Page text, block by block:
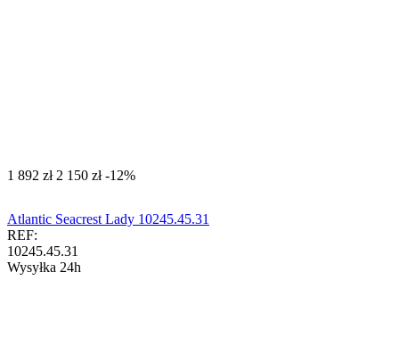
‍1 892‍ zł ‍2 150‍ zł -12%
Atlantic Seacrest Lady 10245.45.31
REF:
10245.45.31
Wysyłka 24h